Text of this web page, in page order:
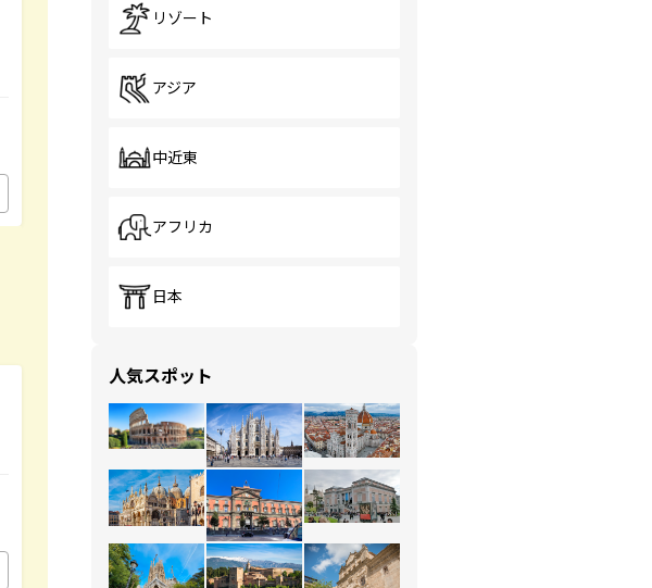
リゾート
アジア
中近東
アフリカ
日本
人気スポット